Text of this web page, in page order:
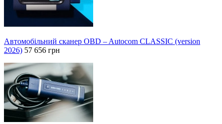
Автомобільний сканер OBD – Autocom CLASSIC (version
2026) 57 656 грн